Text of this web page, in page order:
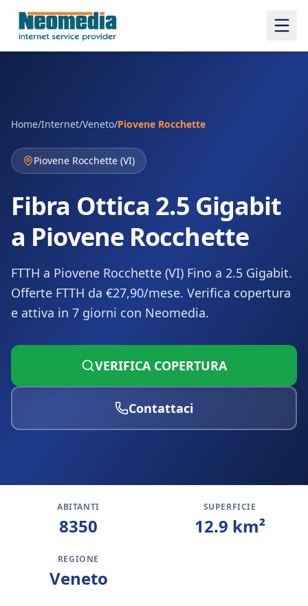
Home/Internet/Veneto/Piovene Rocchette
Piovene Rocchette (VI)
Fibra Ottica 2.5 Gigabit
a Piovene Rocchette
FTTH a Piovene Rocchette (VI) Fino a 2.5 Gigabit.
Offerte FTTH da €27,90/mese. Verifica copertura
e attiva in 7 giorni con Neomedia.
VERIFICA COPERTURA
Contattaci
ABITANTI
8350
SUPERFICIE
12.9 km²
REGIONE
Veneto